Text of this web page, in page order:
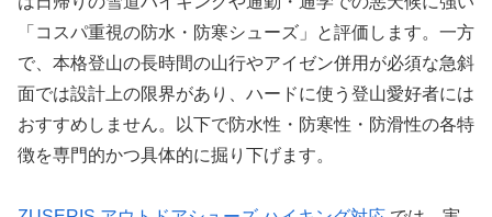
「コスパ重視の防水・防寒シューズ」と評価します。一方
で、本格登山の長時間の山行やアイゼン併用が必須な急斜
面では設計上の限界があり、ハードに使う登山愛好者には
おすすめしません。以下で防水性・防寒性・防滑性の各特
徴を専門的かつ具体的に掘り下げます。